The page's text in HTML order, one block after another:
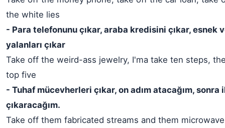
the white lies
- Para telefonunu çıkar, araba kredisini çıkar, esnek
yalanları çıkar
Take off the weird-ass jewelry, I'ma take ten steps,
top five
- Tuhaf mücevherleri çıkar, on adım atacağım, sonra
çıkaracağım.
Take off them fabricated streams and them